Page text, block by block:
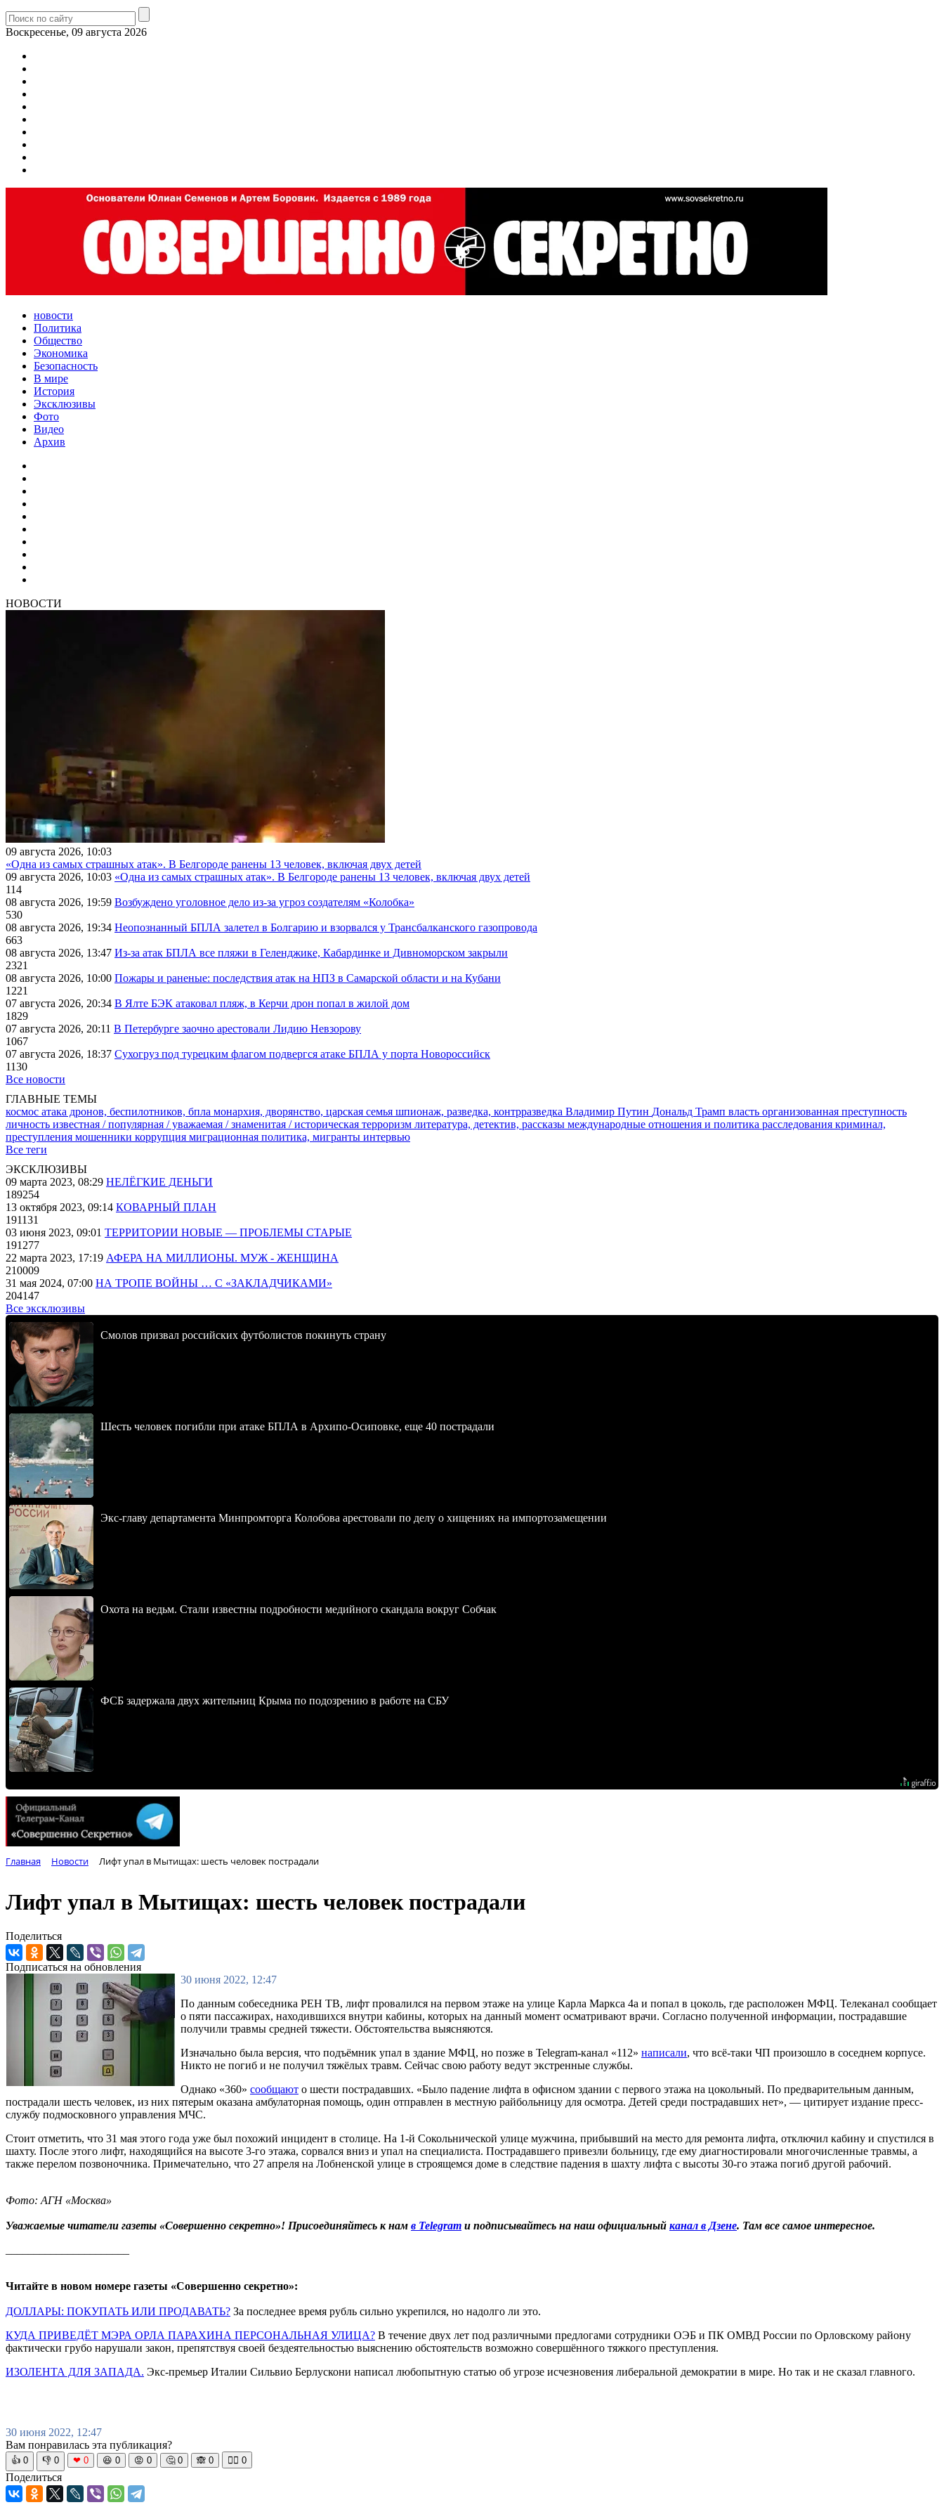
Воскресенье, 09 августа 2026
новости
Политика
Общество
Экономика
Безопасность
В мире
История
Эксклюзивы
Фото
Видео
Архив
НОВОСТИ
09 августа 2026, 10:03
«Одна из самых страшных атак». В Белгороде ранены 13 человек, включая двух детей
09 августа 2026, 10:03 «Одна из самых страшных атак». В Белгороде ранены 13 человек, включая двух детей
114
08 августа 2026, 19:59 Возбуждено уголовное дело из-за угроз создателям «Колобка»
530
08 августа 2026, 19:34 Неопознанный БПЛА залетел в Болгарию и взорвался у Трансбалканского газопровода
663
08 августа 2026, 13:47 Из-за атак БПЛА все пляжи в Геленджике, Кабардинке и Дивноморском закрыли
2321
08 августа 2026, 10:00 Пожары и раненые: последствия атак на НПЗ в Самарской области и на Кубани
1221
07 августа 2026, 20:34 В Ялте БЭК атаковал пляж, в Керчи дрон попал в жилой дом
1829
07 августа 2026, 20:11 В Петербурге заочно арестовали Лидию Невзорову
1067
07 августа 2026, 18:37 Сухогруз под турецким флагом подвергся атаке БПЛА у порта Новороссийск
1130
Все новости
ГЛАВНЫЕ ТЕМЫ
космос атака дронов, беспилотников, бпла монархия, дворянство, царская семья шпионаж, разведка, контрразведка Владимир Путин Дональд Трамп власть организованная преступность
личность известная / популярная / уважаемая / знаменитая / историческая терроризм литература, детектив, рассказы международные отношения и политика расследования криминал,
преступления мошенники коррупция миграционная политика, мигранты интервью
Все теги
ЭКСКЛЮЗИВЫ
09 марта 2023, 08:29 НЕЛЁГКИЕ ДЕНЬГИ
189254
13 октября 2023, 09:14 КОВАРНЫЙ ПЛАН
191131
03 июня 2023, 09:01 ТЕРРИТОРИИ НОВЫЕ — ПРОБЛЕМЫ СТАРЫЕ
191277
22 марта 2023, 17:19 АФЕРА НА МИЛЛИОНЫ. МУЖ - ЖЕНЩИНА
210009
31 мая 2024, 07:00 НА ТРОПЕ ВОЙНЫ … С «ЗАКЛАДЧИКАМИ»
204147
Все эксклюзивы
Смолов призвал российских футболистов покинуть страну
Шесть человек погибли при атаке БПЛА в Архипо-Осиповке, еще 40 пострадали
Экс-главу департамента Минпромторга Колобова арестовали по делу о хищениях на импортозамещении
Охота на ведьм. Стали известны подробности медийного скандала вокруг Собчак
ФСБ задержала двух жительниц Крыма по подозрению в работе на СБУ
Главная Новости Лифт упал в Мытищах: шесть человек пострадали
Лифт упал в Мытищах: шесть человек пострадали
Поделиться
Подписаться на обновления
30 июня 2022, 12:47
По данным собеседника РЕН ТВ, лифт провалился на первом этаже на улице Карла Маркса 4а и попал в цоколь, где расположен МФЦ. Телеканал сообщает
о пяти пассажирах, находившихся внутри кабины, которых на данный момент осматривают врачи. Согласно полученной информации, пострадавшие
получили травмы средней тяжести. Обстоятельства выясняются.
Изначально была версия, что подъёмник упал в здание МФЦ, но позже в Telegram-канал «112» написали, что всё-таки ЧП произошло в соседнем корпусе.
Никто не погиб и не получил тяжёлых травм. Сейчас свою работу ведут экстренные службы.
Однако «360» сообщают о шести пострадавших. «Было падение лифта в офисном здании с первого этажа на цокольный. По предварительным данным,
пострадали шесть человек, из них пятерым оказана амбулаторная помощь, один отправлен в местную райбольницу для осмотра. Детей среди пострадавших нет», — цитирует издание пресс-
службу подмосковного управления МЧС.
Стоит отметить, что 31 мая этого года уже был похожий инцидент в столице. На 1-й Сокольнической улице мужчина, прибывший на место для ремонта лифта, отключил кабину и спустился в
шахту. После этого лифт, находящийся на высоте 3-го этажа, сорвался вниз и упал на специалиста. Пострадавшего привезли больницу, где ему диагностировали многочисленные травмы, а
также перелом позвоночника. Примечательно, что 27 апреля на Лобненской улице в строящемся доме в следствие падения в шахту лифта с высоты 30-го этажа погиб другой рабочий.
Фото: АГН «Москва»
Уважаемые читатели газеты «Совершенно секретно»! Присоединяйтесь к нам в Telegram и подписывайтесь на наш официальный канал в Дзене. Там все самое интересное.
Читайте в новом номере газеты «Совершенно секретно»:
ДОЛЛАРЫ: ПОКУПАТЬ ИЛИ ПРОДАВАТЬ? За последнее время рубль сильно укрепился, но надолго ли это.
КУДА ПРИВЕДЁТ МЭРА ОРЛА ПАРАХИНА ПЕРСОНАЛЬНАЯ УЛИЦА? В течение двух лет под различными предлогами сотрудники ОЭБ и ПК ОМВД России по Орловскому району
фактически грубо нарушали закон, препятствуя своей бездеятельностью выяснению обстоятельств возможно совершённого тяжкого преступления.
ИЗОЛЕНТА ДЛЯ ЗАПАДА. Экс-премьер Италии Сильвио Берлускони написал любопытную статью об угрозе исчезновения либеральной демократии в мире. Но так и не сказал главного.
30 июня 2022, 12:47
Вам понравилась эта публикация?
👍 0 👎 0 ❤ 0 😆 0 😡 0 🤔 0 🙈 0 🧘‍♀️ 0
Поделиться